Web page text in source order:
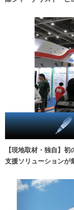
【現地取材・独自】
支援ソリューションが